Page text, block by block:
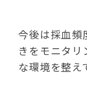
今後は採血頻
きをモニタリ
な環境を整え